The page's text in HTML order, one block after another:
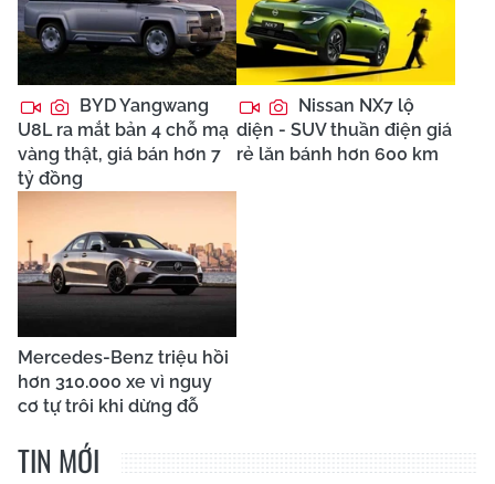
BYD Yangwang
U8L ra mắt bản 4 chỗ mạ
vàng thật, giá bán hơn 7
tỷ đồng
Nissan NX7 lộ
diện - SUV thuần điện giá
rẻ lăn bánh hơn 600 km
Mercedes-Benz triệu hồi
hơn 310.000 xe vì nguy
cơ tự trôi khi dừng đỗ
TIN MỚI